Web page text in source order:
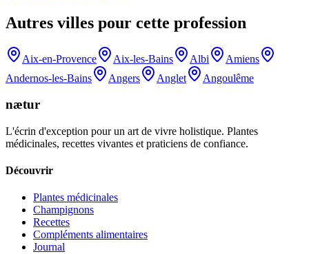
Autres villes pour cette profession
Aix-en-Provence Aix-les-Bains Albi
Amiens
Andernos-les-Bains
Angers Anglet Angoulême
nætur
L'écrin d'exception pour un art de vivre holistique. Plantes
médicinales, recettes vivantes et praticiens de confiance.
Découvrir
Plantes médicinales
Champignons
Recettes
Compléments alimentaires
Journal